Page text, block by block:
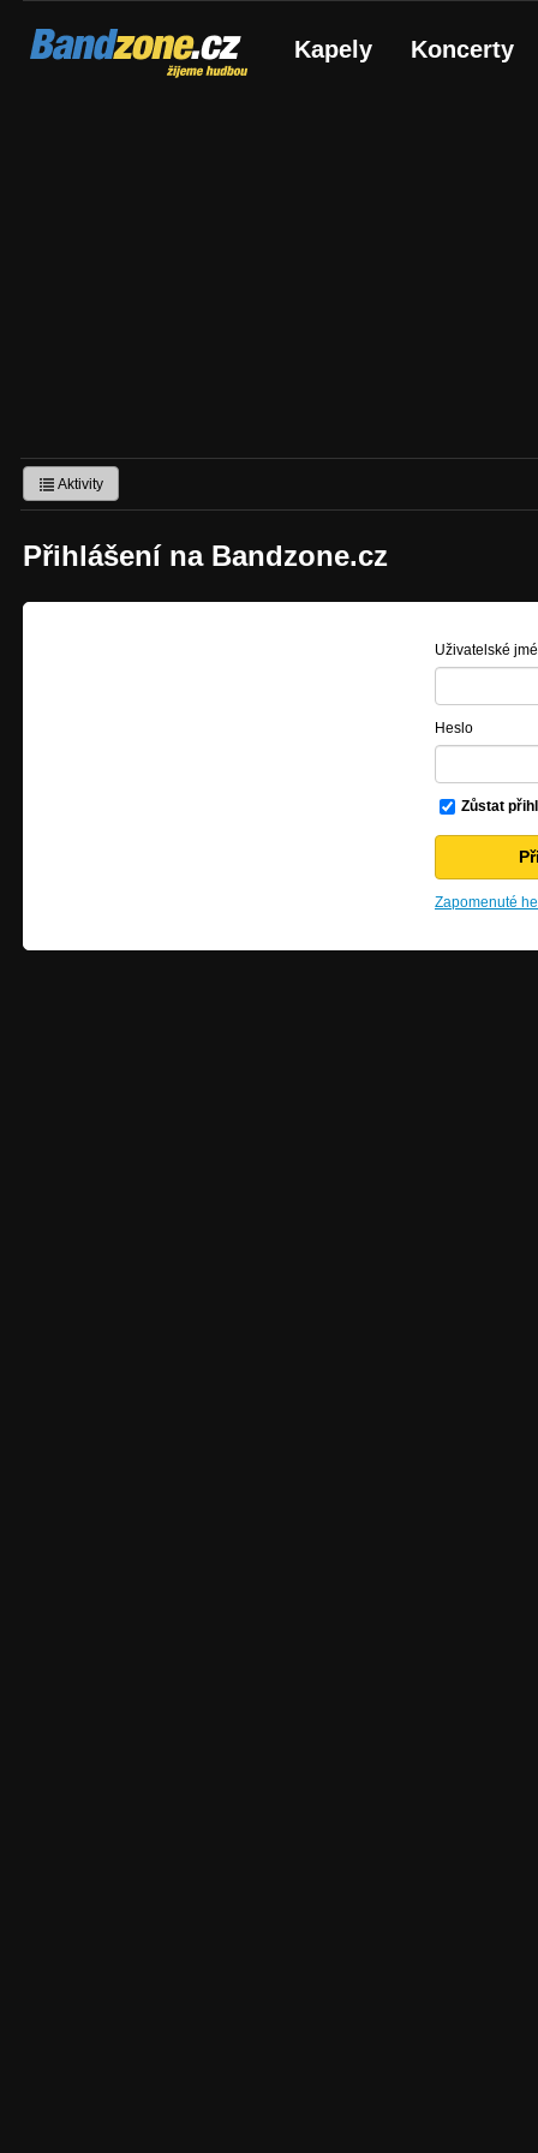
Bandzone.cz
žijeme hudbou Kapely Koncerty
Aktivity
Přihlášení na Bandzone.cz
Uživatelské
Heslo
Zůstat
Zapomenuté